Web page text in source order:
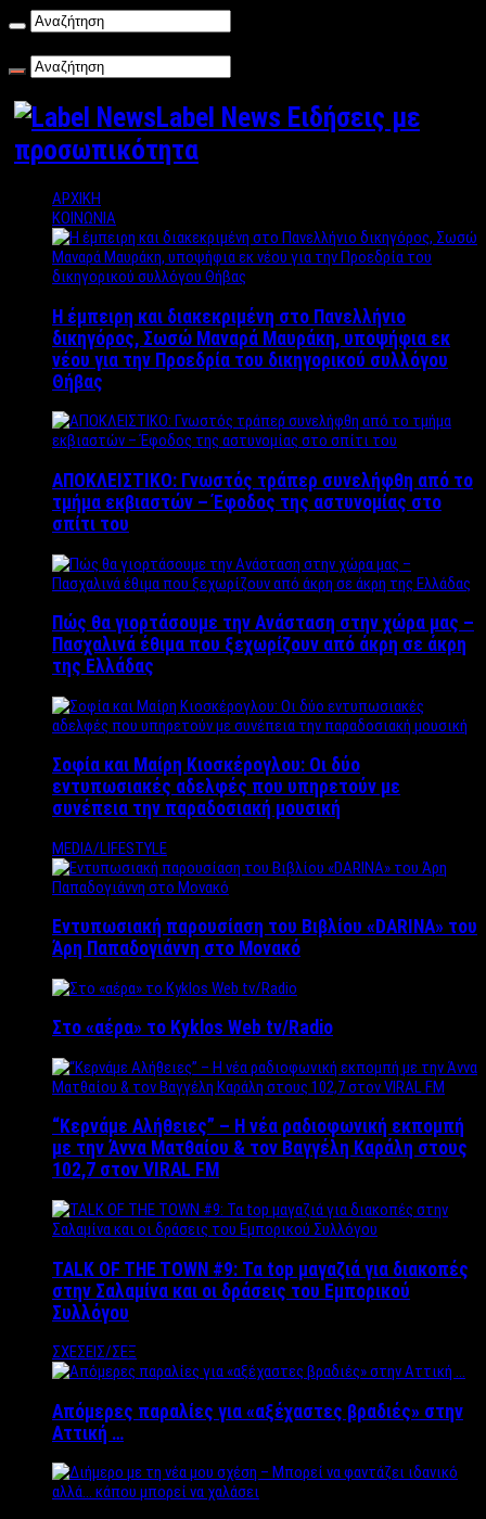
Label News Ειδήσεις με
προσωπικότητα
ΑΡΧΙΚΗ
ΚΟΙΝΩΝΙΑ
Η έμπειρη και διακεκριμένη στο Πανελλήνιο
δικηγόρος, Σωσώ Μαναρά Μαυράκη, υποψήφια εκ
νέου για την Προεδρία του δικηγορικού συλλόγου
Θήβας
ΑΠΟΚΛΕΙΣΤΙΚΟ: Γνωστός τράπερ συνελήφθη από το
τμήμα εκβιαστών – Έφοδος της αστυνομίας στο
σπίτι του
Πώς θα γιορτάσουμε την Ανάσταση στην χώρα μας –
Πασχαλινά έθιμα που ξεχωρίζουν από άκρη σε άκρη
της Ελλάδας
Σοφία και Μαίρη Κιοσκέρογλου: Οι δύο
εντυπωσιακές αδελφές που υπηρετούν με
συνέπεια την παραδοσιακή μουσική
MEDIA/LIFESTYLE
Εντυπωσιακή παρουσίαση του Βιβλίου «DARINA» του
Άρη Παπαδογιάννη στο Μονακό
Στο «αέρα» το Kyklos Web tv/Radio
“Kερνάμε Αλήθειες” – Η νέα ραδιοφωνική εκπομπή
με την Άννα Ματθαίου & τον Βαγγέλη Καράλη στους
102,7 στον VIRAL FM
TALK OF THE TOWN #9: Τα top μαγαζιά για διακοπές
στην Σαλαμίνα και οι δράσεις του Εμπορικού
Συλλόγου
ΣΧΕΣΕΙΣ/ΣΕΞ
Απόμερες παραλίες για «αξέχαστες βραδιές» στην
Αττική …